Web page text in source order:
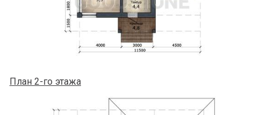
План 2-го этажа